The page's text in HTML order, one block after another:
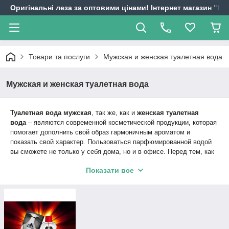
Оригінальні леза за оптовими цінами! Інтернет магазин
Товари та послуги Мужская и женская туалетная вода
Мужская и женская туалетная вода
Туалетная вода мужская, так же, как и женская туалетная
вода – являются современной косметической продукции, которая
помогает дополнить свой образ гармоничным ароматом и
показать свой характер. Пользоваться парфюмированной водой
вы сможете не только у себя дома, но и в офисе. Перед тем, как
внимание на основные правила ее выбора.
одежды, подчеркивая основные момента характера, которые вы
бы хотели выразить.
Показати все